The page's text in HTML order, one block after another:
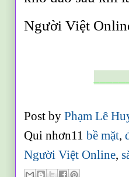
Người Việt
Post byPhạm Lê
Qui nhơn11bề mặt,
Người Việt Online,